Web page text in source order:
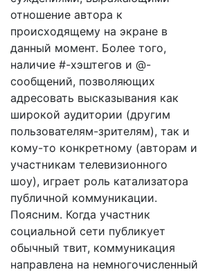
отношение автора к
происходящему на экране в
данный момент. Более того,
наличие #-хэштегов и @-
сообщений, позволяющих
адресовать высказывания как
широкой аудитории (другим
пользователям-зрителям), так и
кому-то конкретному (авторам и
участникам телевизионного
шоу), играет роль катализатора
публичной коммуникации.
Поясним. Когда участник
социальной сети публикует
обычный твит, коммуникация
направлена на немногочисленный